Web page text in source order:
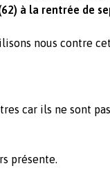
à la rentrée de
nous contre
car ils ne sont
présente.